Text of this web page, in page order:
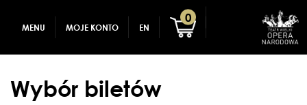
MENU MOJE KONTO EN
0
DLA DZIECI
ZALOGUJ
Wybór biletów